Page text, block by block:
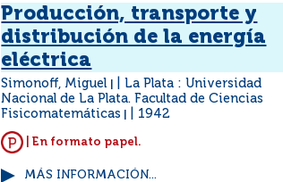
Producción, transporte y
distribución de la energía
eléctrica
Simonoff, Miguel
La Plata : Universidad
Nacional de La Plata. Facultad de Ciencias
Fisicomatemáticas
1942
| En formato papel.
MÁS INFORMACIÓN...